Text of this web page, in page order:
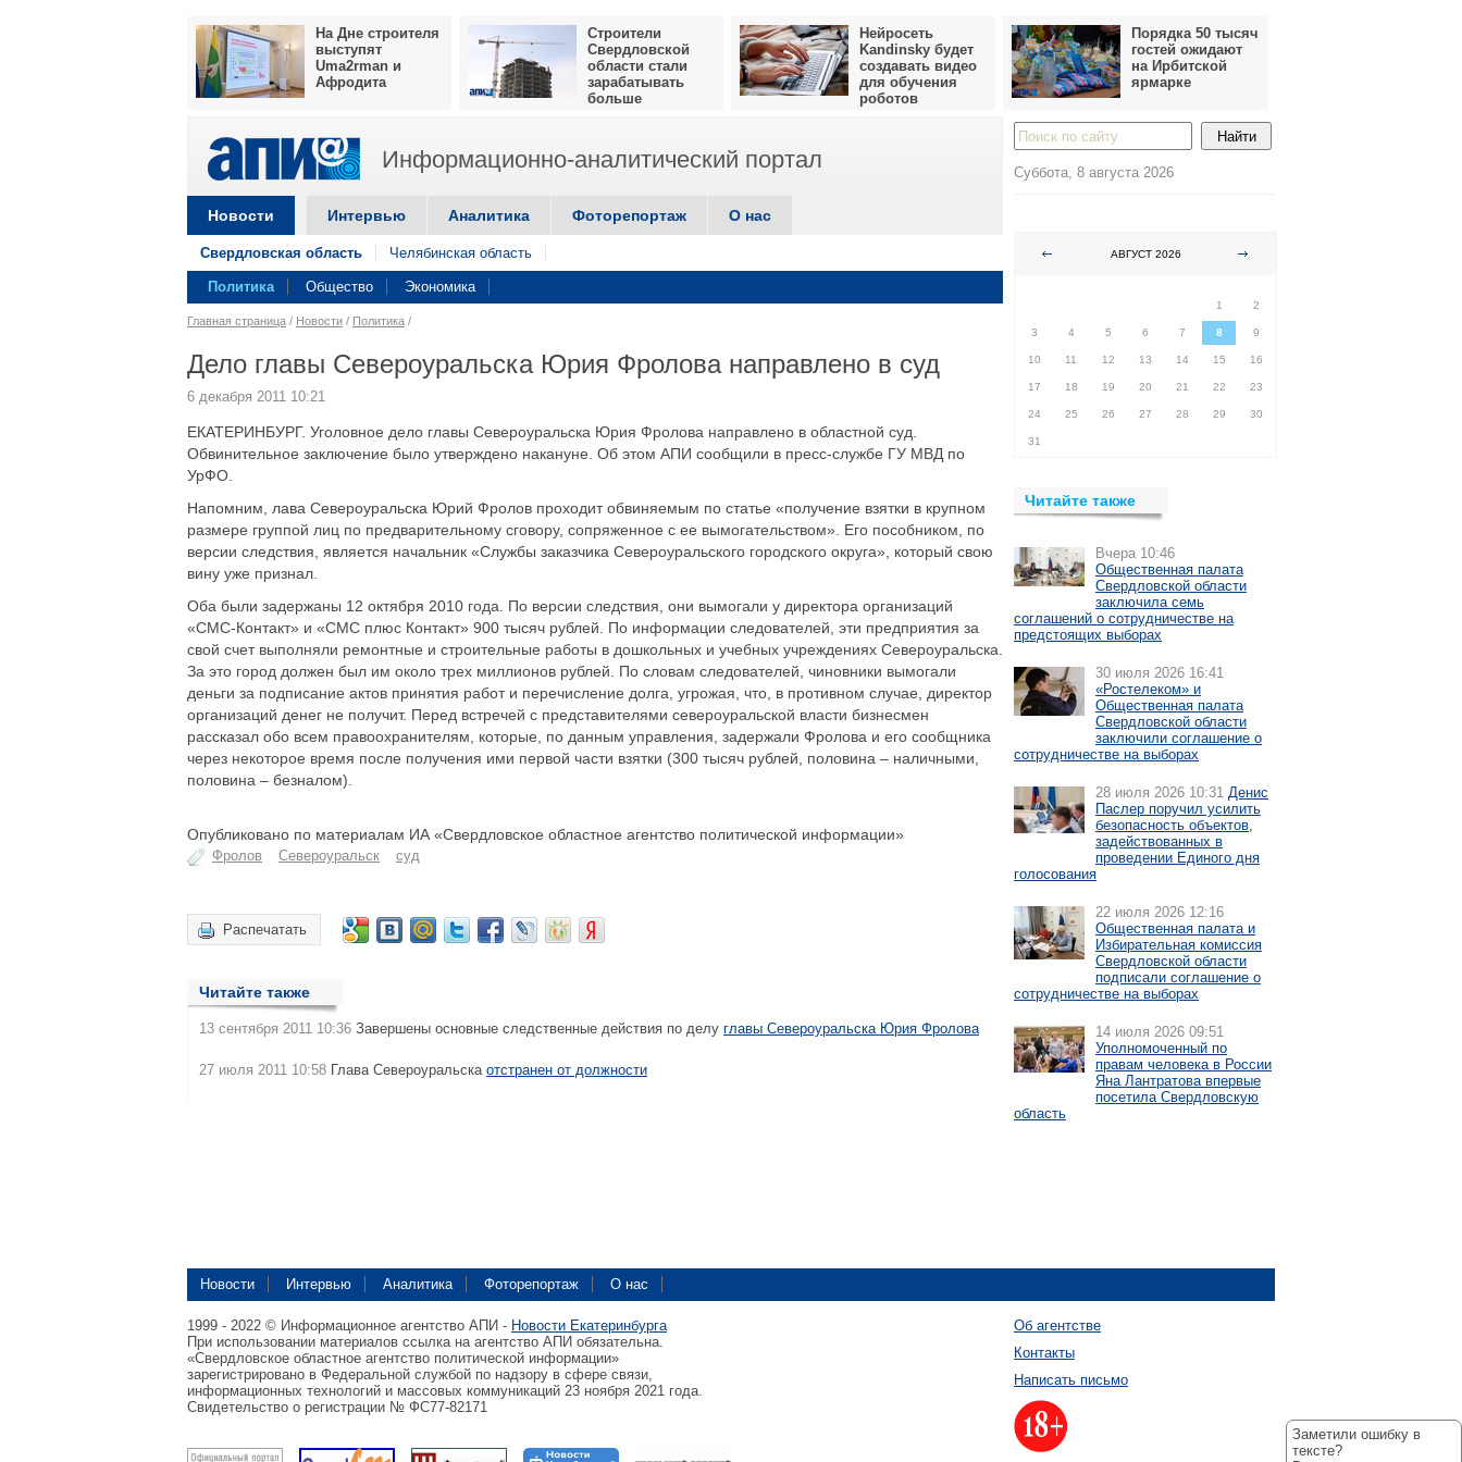
На Дне строителя
выступят
Uma2rman и
Афродита
Строители
Свердловской
области стали
зарабатывать
больше
Нейросеть
Kandinsky будет
создавать видео
для обучения
роботов
Порядка 50 тысяч
гостей ожидают
на Ирбитской
ярмарке
Информационно-аналитический портал
Новости Интервью Аналитика Фоторепортаж О нас
Свердловская область Челябинская область
Политика Общество Экономика
Главная страница / Новости / Политика /
Дело главы Североуральска Юрия Фролова направлено в суд
6 декабря 2011 10:21
ЕКАТЕРИНБУРГ. Уголовное дело главы Североуральска Юрия Фролова направлено в областной суд.
Обвинительное заключение было утверждено накануне. Об этом АПИ сообщили в пресс-службе ГУ МВД по
УрФО.
Напомним, лава Североуральска Юрий Фролов проходит обвиняемым по статье «получение взятки в крупном
размере группой лиц по предварительному сговору, сопряженное с ее вымогательством». Его пособником, по
версии следствия, является начальник «Службы заказчика Североуральского городского округа», который свою
вину уже признал.
Оба были задержаны 12 октября 2010 года. По версии следствия, они вымогали у директора организаций
«СМС-Контакт» и «СМС плюс Контакт» 900 тысяч рублей. По информации следователей, эти предприятия за
свой счет выполняли ремонтные и строительные работы в дошкольных и учебных учреждениях Североуральска.
За это город должен был им около трех миллионов рублей. По словам следователей, чиновники вымогали
деньги за подписание актов принятия работ и перечисление долга, угрожая, что, в противном случае, директор
организаций денег не получит. Перед встречей с представителями североуральской власти бизнесмен
рассказал обо всем правоохранителям, которые, по данным управления, задержали Фролова и его сообщника
через некоторое время после получения ими первой части взятки (300 тысяч рублей, половина – наличными,
половина – безналом).
Опубликовано по материалам ИА «Свердловское областное агентство политической информации»
Фролов Североуральск суд
Распечатать
Читайте также
13 сентября 2011 10:36 Завершены основные следственные действия по делу главы Североуральска Юрия Фролова
27 июля 2011 10:58 Глава Североуральска отстранен от должности
Суббота, 8 августа 2026
АВГУСТ 2026
1
2
3 4 5 6 7 8 9
10 11 12 13 14 15 16
17 18 19 20 21 22 23
24 25 26 27 28 29 30
31
Читайте также
Вчера 10:46
Общественная палата
Свердловской области
заключила семь
соглашений о сотрудничестве на
предстоящих выборах
30 июля 2026 16:41
«Ростелеком» и
Общественная палата
Свердловской области
заключили соглашение о
сотрудничестве на выборах
28 июля 2026 10:31 Денис
Паслер поручил усилить
безопасность объектов,
задействованных в
проведении Единого дня
голосования
22 июля 2026 12:16
Общественная палата и
Избирательная комиссия
Свердловской области
подписали соглашение о
сотрудничестве на выборах
14 июля 2026 09:51
Уполномоченный по
правам человека в России
Яна Лантратова впервые
посетила Свердловскую
область
Новости Интервью Аналитика Фоторепортаж О нас
1999 - 2022 © Информационное агентство АПИ - Новости Екатеринбурга
При использовании материалов ссылка на агентство АПИ обязательна.
«Свердловское областное агентство политической информации»
зарегистрировано в Федеральной службой по надзору в сфере связи,
информационных технологий и массовых коммуникаций 23 ноября 2021 года.
Свидетельство о регистрации № ФС77-82171
Об агентстве
Контакты
Написать письмо
Заметили ошибку в
тексте?